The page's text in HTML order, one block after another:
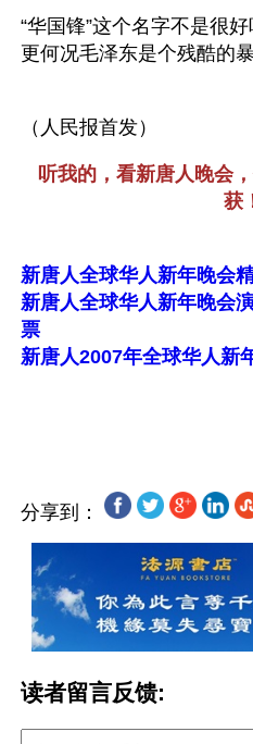
“华国锋”这个名字不是很
更何况毛泽东是个残酷的
（人民报首发）
听我的，看新唐人晚会
获
新唐人全球华人新年晚会
新唐人全球华人新年晚会
票
新唐人2007年全球华人新
分享到：
读者留言反馈: